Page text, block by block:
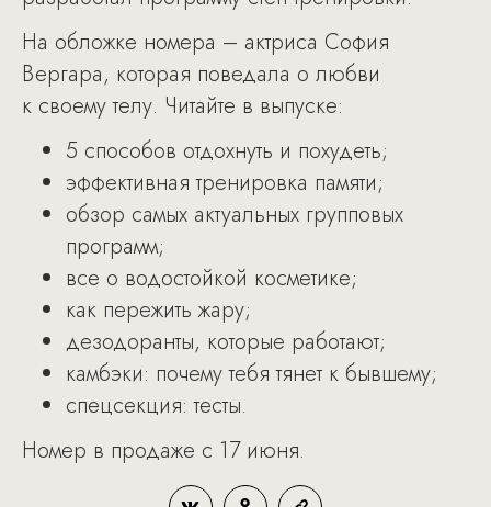
На обложке номера – актриса София
Вергара, которая поведала о любви
к своему телу. Читайте в выпуске:
5 способов отдохнуть и похудеть;
эффективная тренировка памяти;
обзор самых актуальных групповых
программ;
все о водостойкой косметике;
как пережить жару;
дезодоранты, которые работают;
камбэки: почему тебя тянет к бывшему;
спецсекция: тесты.
Номер в продаже с 17 июня.